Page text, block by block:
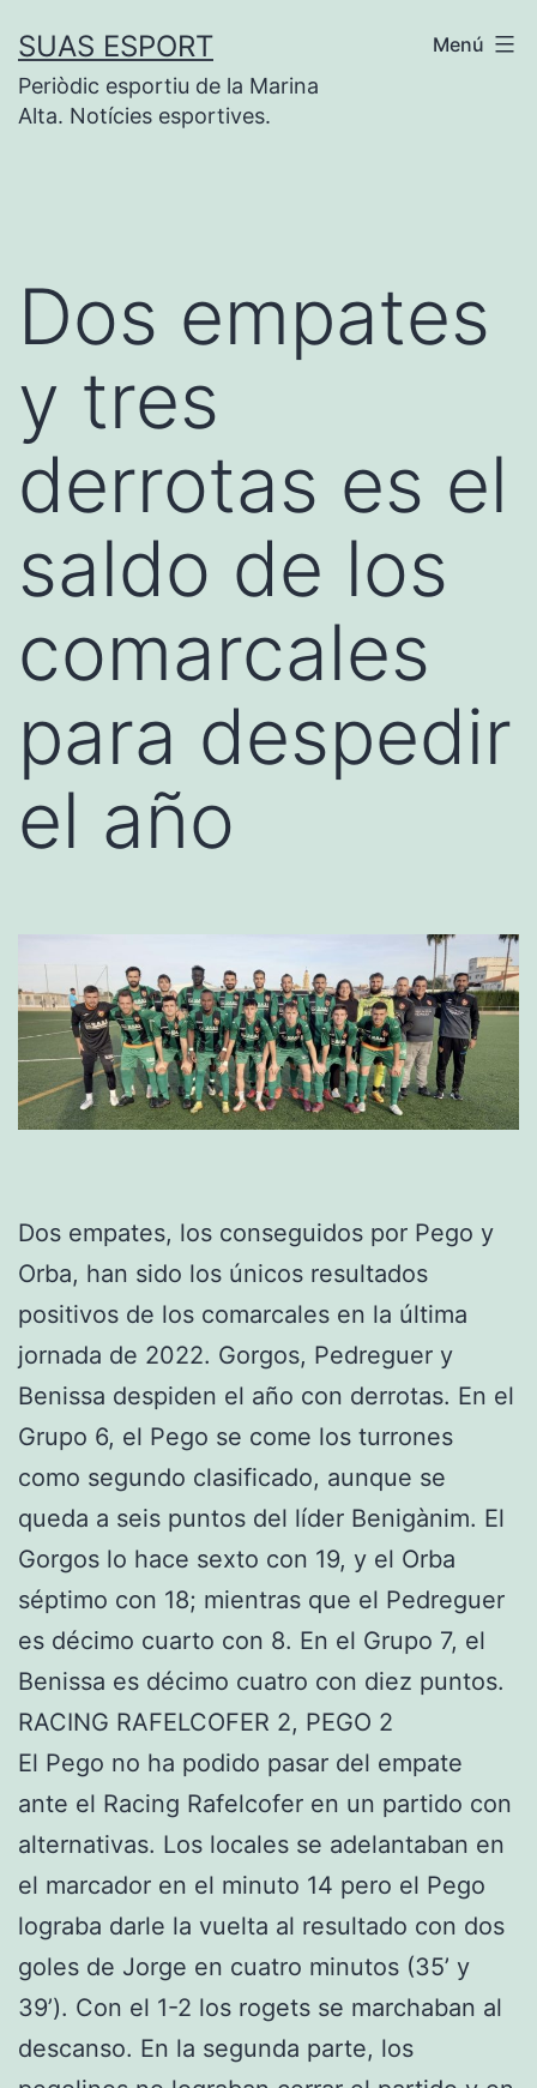
contenido
SUAS ESPORT
Periòdic esportiu de la Marina
Alta. Notícies esportives.
Menú
Dos empates
y tres
derrotas es el
saldo de los
comarcales
para despedir
el año
Dos empates, los conseguidos por Pego y
Orba, han sido los únicos resultados
positivos de los comarcales en la última
jornada de 2022. Gorgos, Pedreguer y
Benissa despiden el año con derrotas. En el
Grupo 6, el Pego se come los turrones
como segundo clasificado, aunque se
queda a seis puntos del líder Benigànim. El
Gorgos lo hace sexto con 19, y el Orba
séptimo con 18; mientras que el Pedreguer
es décimo cuarto con 8. En el Grupo 7, el
Benissa es décimo cuatro con diez puntos.
RACING RAFELCOFER 2, PEGO 2
El Pego no ha podido pasar del empate
ante el Racing Rafelcofer en un partido con
alternativas. Los locales se adelantaban en
el marcador en el minuto 14 pero el Pego
lograba darle la vuelta al resultado con dos
goles de Jorge en cuatro minutos (35’ y
39’). Con el 1-2 los rogets se marchaban al
descanso. En la segunda parte, los